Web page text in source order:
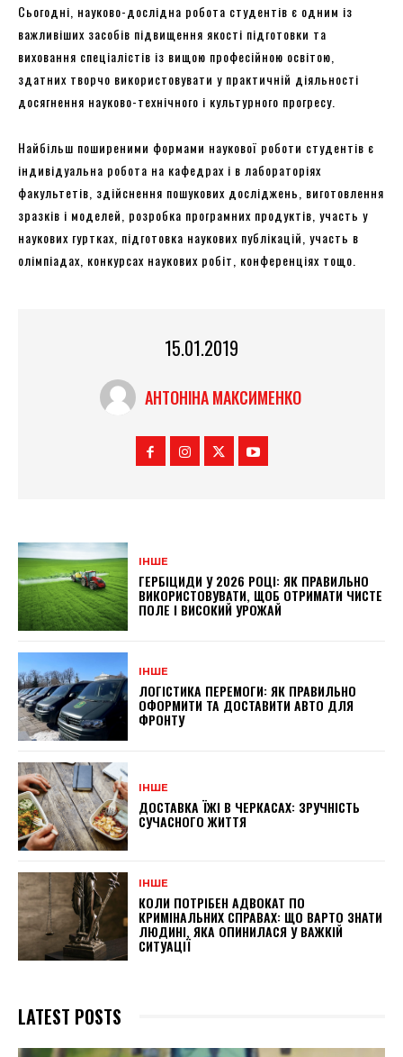
Сьогодні, науково-дослідна робота студентів є одним із
важливіших засобів підвищення якості підготовки та
виховання спеціалістів із вищою професійною освітою,
здатних творчо використовувати у практичній діяльності
досягнення науково-технічного і культурного прогресу.
Найбільш поширеними формами наукової роботи студентів є
індивідуальна робота на кафедрах і в лабораторіях
факультетів, здійснення пошукових досліджень, виготовлення
зразків і моделей, розробка програмних продуктів, участь у
наукових гуртках, підготовка наукових публікацій, участь в
олімпіадах, конкурсах наукових робіт, конференціях тощо.
15.01.2019
АНТОНІНА МАКСИМЕНКО
ІНШЕ
ГЕРБІЦИДИ У 2026 РОЦІ: ЯК ПРАВИЛЬНО
ВИКОРИСТОВУВАТИ, ЩОБ ОТРИМАТИ ЧИСТЕ
ПОЛЕ І ВИСОКИЙ УРОЖАЙ
ІНШЕ
ЛОГІСТИКА ПЕРЕМОГИ: ЯК ПРАВИЛЬНО
ОФОРМИТИ ТА ДОСТАВИТИ АВТО ДЛЯ
ФРОНТУ
ІНШЕ
ДОСТАВКА ЇЖІ В ЧЕРКАСАХ: ЗРУЧНІСТЬ
СУЧАСНОГО ЖИТТЯ
ІНШЕ
КОЛИ ПОТРІБЕН АДВОКАТ ПО
КРИМІНАЛЬНИХ СПРАВАХ: ЩО ВАРТО ЗНАТИ
ЛЮДИНІ, ЯКА ОПИНИЛАСЯ У ВАЖКІЙ
СИТУАЦІЇ
LATEST POSTS